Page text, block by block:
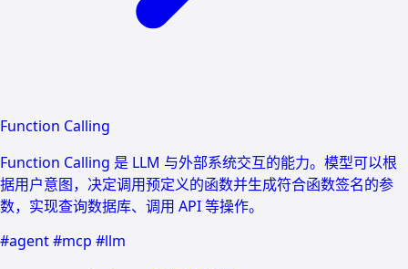
Function Calling
Function Calling 是 LLM 与外部系统交互的能力。模型可以根
据用户意图，决定调用预定义的函数并生成符合函数签名的参
数，实现查询数据库、调用 API 等操作。
#agent#mcp #llm